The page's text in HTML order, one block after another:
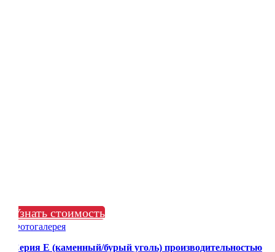
Узнать стоимость
Фотогалерея
Серия Е (каменный/бурый уголь) производительностью